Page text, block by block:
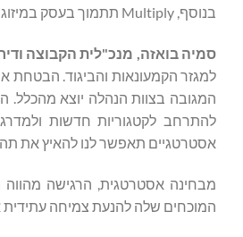
בנוסף, Multiply תתמוך בעסק במיזוגים ורכישות ממוקדים להשקת קטגוריות ומותגים חדשים.
סמיה בואזה, מנכ"לית הקבוצה
למגזר הקמעונאות והביגוד. הבטחת
המגובה בצוות הנהלה יוצא מהכלל.
אסטרטגיים תאפשר לנו להאיץ את
המוכחים שלה להנעת צמיחה עתידית